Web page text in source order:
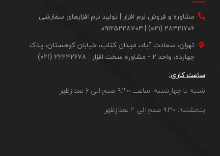
مشاوره و فروش نرم افزار | تولید نرم افزارهای سفارشی
۲۸۴۲۱۷۰۶ (۰۲۱) | ۰۹۱۲۵۲۲۸۷۰۴
تهران، سعادت آباد، میدان کتاب، خیابان کوهستان، پلاک
چهارده، واحد ۲ - مشاوره سخت افزار : ۲۲۲۴۲۶۷۸ (۰۲۱)
ساعت کاری:
شنبه تا چهارشنبه: ساعت ۹:۳۰ صبح الی ۶ بعدازظهر
پنجشنبه: ۹:۳۰ صبح الی ۲ بعدازظهر